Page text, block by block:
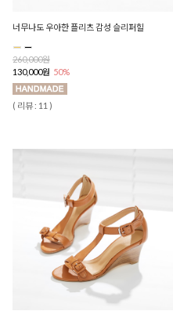
너무나도 우아한 플리츠 감성 슬리퍼힐
260,000원
130,000원 50%
( 리뷰 : 11 )